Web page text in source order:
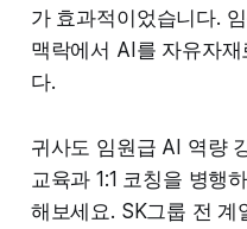
가 효과적이었습니다.
맥락에서 AI를 자유자
다.
귀사도 임원급 AI 역량
교육과 1:1 코칭을 병행
해보세요. SK그룹 전